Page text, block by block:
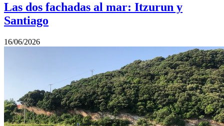
Las dos fachadas al mar: Itzurun y
Santiago
16/06/2026